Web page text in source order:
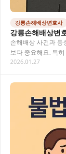
강릉손해배상변호사
강릉손해배상변
손해배상 사건과 통
보다 중요해요. 특
신다면, 사건의 특성
2026.01.27